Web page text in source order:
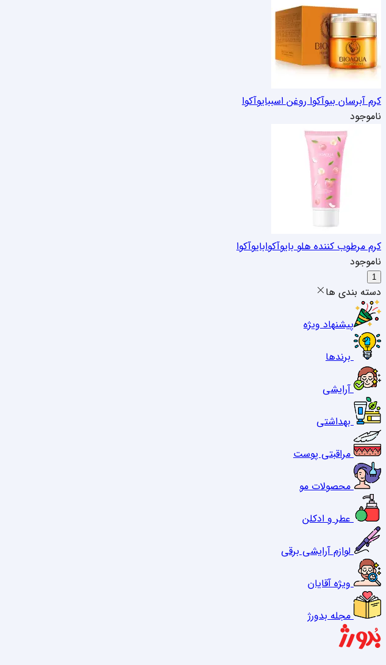
کرم آبرسان بیوآکوا روغن اسببایوآکوا
ناموجود
کرم مرطوب کننده هلو بایوآکوابایوآکوا
ناموجود
1
دسته بندی ها
پیشنهاد ویژه
برندها
آرایشی
بهداشتی
مراقبتی پوست
محصولات مو
عطر و ادکلن
لوازم آرایشی برقی
ویژه آقایان
مجله بدورژ